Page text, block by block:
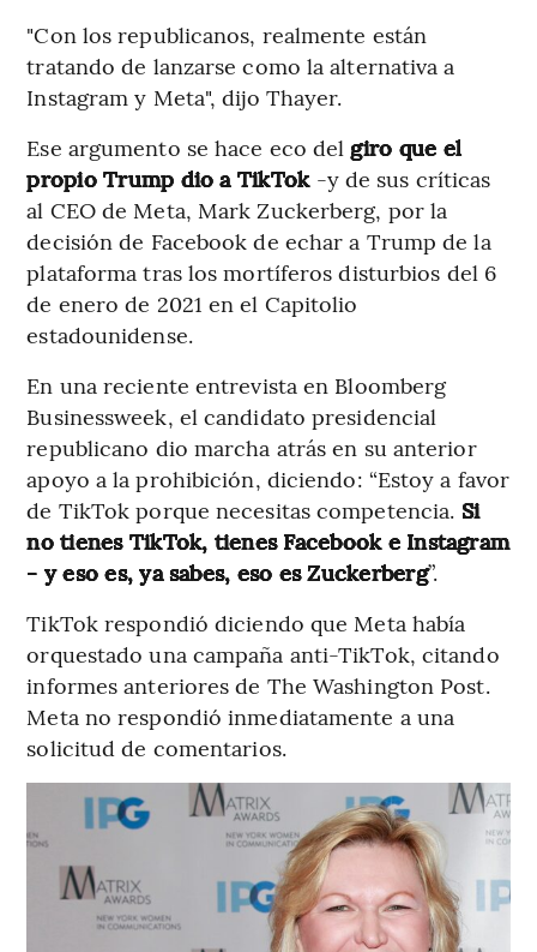
"Con los republicanos, realmente están
tratando de lanzarse como la alternativa a
Instagram y Meta", dijo Thayer.
Ese argumento se hace eco del giro que el
propio Trump dio a TikTok-y de sus críticas
al CEO de Meta, Mark Zuckerberg, por la
decisión de Facebook de echar a Trump de la
plataforma tras los mortíferos disturbios del 6
de enero de 2021 en el Capitolio
estadounidense.
En una reciente entrevista en Bloomberg
Businessweek, el candidato presidencial
republicano dio marcha atrás en su anterior
apoyo a la prohibición, diciendo: “Estoy a favor
de TikTok porque necesitas competencia. Si
no tienes TikTok, tienes Facebook e Instagram
- y eso es, ya sabes, eso es Zuckerberg”.
TikTok respondió diciendo que Meta había
orquestado una campaña anti-TikTok, citando
informes anteriores de The Washington Post.
Meta no respondió inmediatamente a una
solicitud de comentarios.